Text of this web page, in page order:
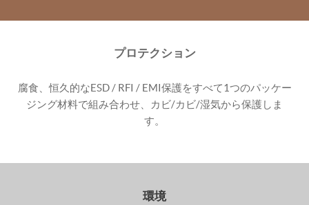
プロテクション
腐食、恒久的なESD / RFI / EMI保護をすべて1つのパッケー
ジング材料で組み合わせ、カビ/カビ/湿気から保護しま
す。
環境